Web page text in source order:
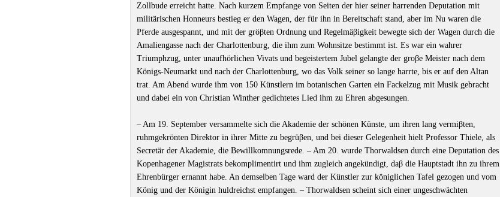
Zollbude erreicht hatte. Nach kurzem Empfange von Seiten der hier seiner harrenden Deputation mit
militärischen Honneurs bestieg er den Wagen, der für ihn in Bereitschaft stand, aber im Nu waren die
Pferde ausgespannt, und mit der gröβten Ordnung und Regelmäβigkeit bewegte sich der Wagen durch die
Amaliengasse nach der Charlottenburg, die ihm zum Wohnsitze bestimmt ist. Es war ein wahrer
Triumphzug, unter unaufhörlichen Vivats und begeistertem Jubel gelangte der groβe Meister nach dem
Königs-Neumarkt und nach der Charlottenburg, wo das Volk seiner so lange harrte, bis er auf den Altan
trat. Am Abend wurde ihm von 150 Künstlern im botanischen Garten ein Fackelzug mit Musik gebracht
und dabei ein von Christian Winther gedichtetes Lied ihm zu Ehren abgesungen.
– Am 19. September versammelte sich die Akademie der schönen Künste, um ihren lang vermiβten,
ruhmgekrönten Direktor in ihrer Mitte zu begrüβen, und bei dieser Gelegenheit hielt Professor Thiele, als
Secretär der Akademie, die Bewillkomnungsrede. – Am 20. wurde Thorwaldsen durch eine Deputation des
Kopenhagener Magistrats bekomplimentirt und ihm zugleich angekündigt, daβ die Hauptstadt ihn zu ihrem
Ehrenbürger ernannt habe. An demselben Tage ward der Künstler zur königlichen Tafel gezogen und vom
König und der Königin huldreichst empfangen. – Thorwaldsen scheint sich einer ungeschwächten